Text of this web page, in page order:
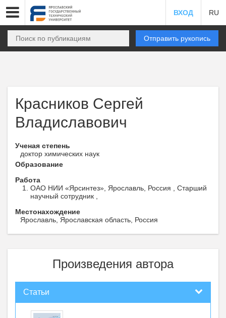
ВХОД RU
Отправить рукопись
Красников Сергей
Владиславович
Ученая степень
доктор химических наук
Образование
Работа
ОАО НИИ «Ярсинтез», Ярославль, Россия , Cтарший
научный сотрудник ,
Местонахождение
Ярославль, Ярославская область, Россия
Произведения автора
Статьи